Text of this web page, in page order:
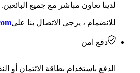
لدينا تعاون مباشر مع جميع البائعين.
للانضمام ، يرجى الاتصال بنا على
دفع امن
الدفع باستخدام بطاقة الائتمان أو